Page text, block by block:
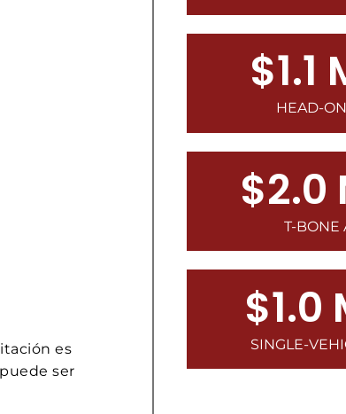
es
ser
$1.1
HEAD-
$2.0
T-BONE
$1.0
SINGLE-